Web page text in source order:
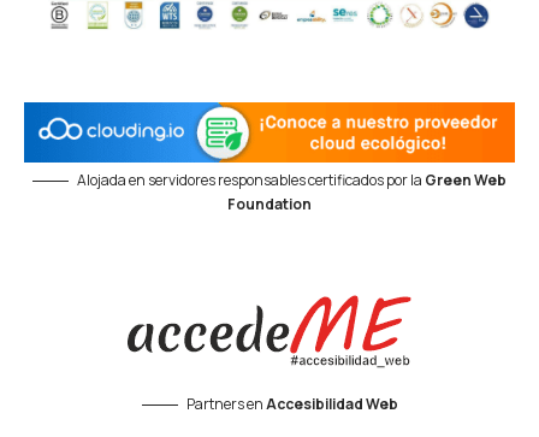
Alojada en servidores responsables certificados por la Green Web
Foundation
Partners enAccesibilidad Web